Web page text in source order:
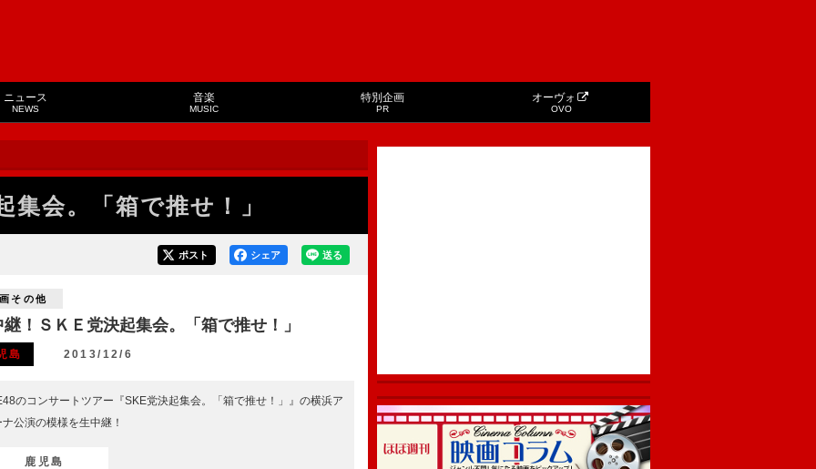
ニュース
NEWS
音楽
MUSIC
特別企画
PR
オーヴォ
OVO
集会。「箱で推せ！」
送る
シェア
ポスト
その他
継！ＳＫＥ党決起集会。「箱で推せ！」
島 2013/12/6
のコンサートツアー『SKE党決起集会。「箱で推せ！」』の横浜ア
公演の模様を生中継！
鹿児島